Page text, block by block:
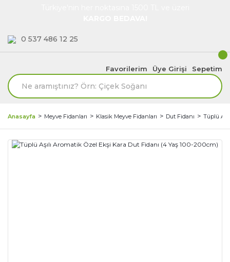
0 537 486 12 25
Favorilerim Üye Girişi Sepetim
Anasayfa Meyve Fidanları Klasik Meyve Fidanları Dut Fidanı Tüplü